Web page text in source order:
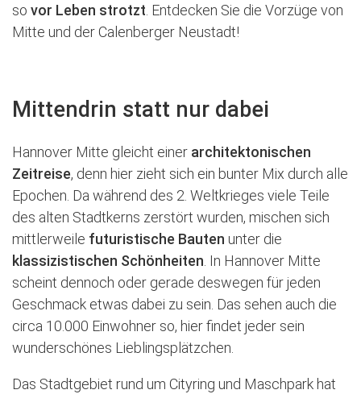
so vor Leben strotzt . Entdecken Sie die Vorzüge von
Mitte und der Calenberger Neustadt!
Mittendrin statt nur dabei
Hannover Mitte gleicht einer architektonischen
Zeitreise, denn hier zieht sich ein bunter Mix durch alle
Epochen. Da während des 2. Weltkrieges viele Teile
des alten Stadtkerns zerstört wurden, mischen sich
mittlerweile futuristische Bauten unter die
klassizistischen Schönheiten . In Hannover Mitte
scheint dennoch oder gerade deswegen für jeden
Geschmack etwas dabei zu sein. Das sehen auch die
circa 10.000 Einwohner so, hier findet jeder sein
wunderschönes Lieblingsplätzchen.
Das Stadtgebiet rund um Cityring und Maschpark hat